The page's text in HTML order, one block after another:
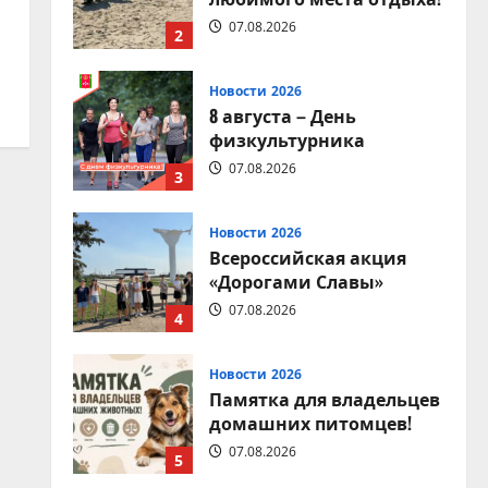
2 07.08.2026
3
Новости 2026
8 августа – День
физкультурника
07.08.2026
4
Новости 2026
Всероссийская акция
«Дорогами Славы»
07.08.2026
5
Новости 2026
Памятка для владельцев
домашних питомцев!
07.08.2026